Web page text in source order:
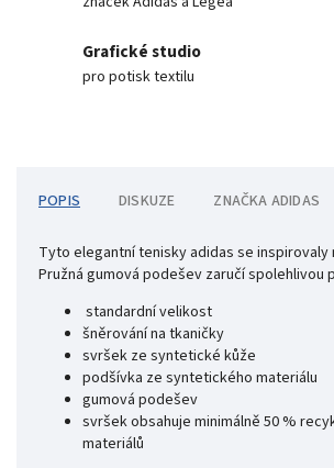
Grafické studio
pro potisk textilu
POPIS DISKUZE ZNAČKA ADIDAS
Tyto elegantní tenisky adidas se inspirovaly
Pružná gumová podešev zaručí spolehlivou
standardní velikost
šněrování na tkaničky
svršek ze syntetické kůže
podšívka ze syntetického materiálu
gumová podešev
svršek obsahuje minimálně 50 %
materiálů